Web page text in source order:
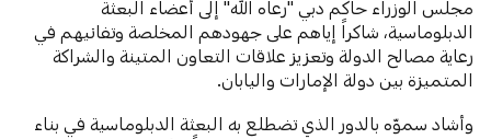
مجلس الوزراء حاكم دبي "رعاه الله" إلى أعضاء البعثة
الدبلوماسية، شاكراً إياهم على جهودهم المخلصة وتفانيهم في
رعاية مصالح الدولة وتعزيز علاقات التعاون المتينة والشراكة
المتميزة بين دولة الإمارات واليابان.
وأشاد سموّه بالدور الذي تضطلع به البعثة الدبلوماسية في بناء